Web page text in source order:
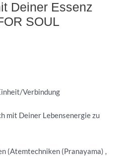
Deiner Essenz
SOUL
Verbindung
mit Deiner Lebensenergie zu
(Atemtechniken (Pranayama) ,